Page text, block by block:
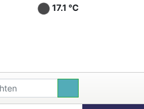
17.1 ℃